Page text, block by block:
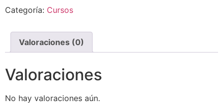
Categoría: Cursos
Valoraciones (0)
Valoraciones
No hay valoraciones aún.